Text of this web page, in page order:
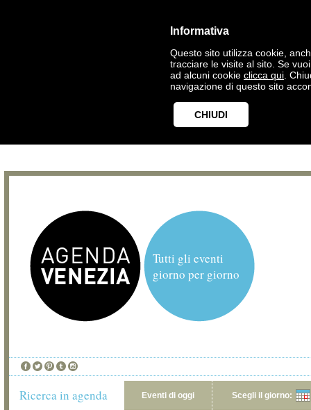
Informativa
Questo sito utilizza cookie,
tracciare le visite al sito. Se
ad alcuni cookie clicca qui .
navigazione di questo sito
CHIUDI
Tutti gli eventi
giorno per giorno
Ricerca in agenda Eventi di oggi Scegli il giorno: